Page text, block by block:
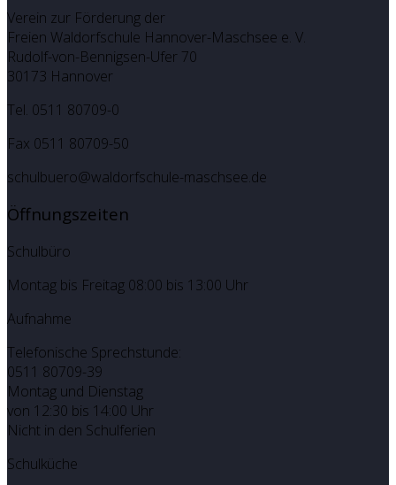
Verein zur Förderung der
Freien Waldorfschule Hannover-Maschsee e. V.
Rudolf-von-Bennigsen-Ufer 70
30173 Hannover
Tel. 0511 80709-0
Fax 0511 80709-50
schulbuero@waldorfschule-maschsee.de
Öffnungszeiten
Schulbüro
Montag bis Freitag 08:00 bis 13:00 Uhr
Aufnahme
Telefonische Sprechstunde:
0511 80709-39
Montag und Dienstag
von 12:30 bis 14:00 Uhr
Nicht in den Schulferien
Schulküche